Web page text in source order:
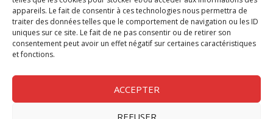
appareils. Le fait de consentir à ces technologies nous permettra de
traiter des données telles que le comportement de navigation ou les ID
uniques sur ce site. Le fait de ne pas consentir ou de retirer son
consentement peut avoir un effet négatif sur certaines caractéristiques
et fonctions.
ACCEPTER
REFUSER
Chèque Emploi Spectacle
G-Pods
Profession Audio-visuel